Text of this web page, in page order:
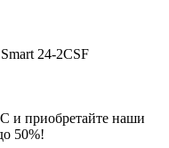
24-2CSF
и приобретайте наши
50%!